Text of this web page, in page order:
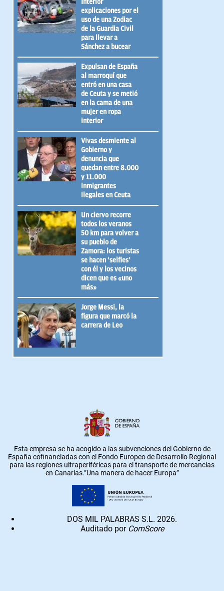
Interior
explicaciones por el
uso de una Zodiac
de la Guardia Civil
para llevar a
Sánchez a bucear
Expulsan de España
al marroquí que
entró en una casa
de Ceuta y se metió
en la cama de una
mujer en ropa
interior
Vivas desmiente al
Gobierno y
denuncia que
quedan entre 8.000
y 11.000
inmigrantes
ilegales en Ceuta
Un ciervo recorre
todos los veranos
50 km para volver a
su pueblo de
Zamora: los turistas
se hacen ‘selfies’
con él y los vecinos
dicen que es «uno
más»
Jorge Messi, la
figura que marcó la
carrera de Leo
Esta empresa se ha acogido a las subvenciones del Gobierno de
España cofinanciadas con el Fondo Europeo de Desarrollo Regional
para las regiones ultraperiféricas para el transporte de mercancías
en Canarias.”Una manera de hacer Europa”
DOS MIL PALABRAS S.L. 2026.
Auditado por ComScore